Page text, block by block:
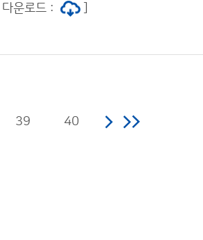
[ 다운로드 :
39 40